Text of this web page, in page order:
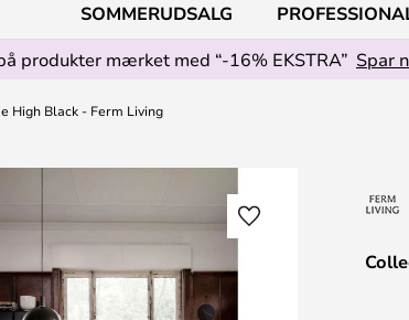
SOMMERUDSALG
produkter mærket med “-16% EKSTRA” Spar
High Black - Ferm Living